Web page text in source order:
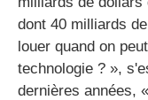
dont 40 milliards
louer quand on
technologie ? »,
dernières années,